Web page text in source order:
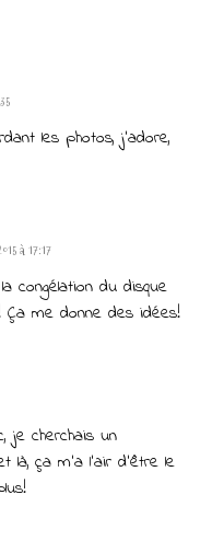
les photos, j'adore,
à 17:17
congélation du disque
Ça me donne des idées!
cherchais un
là, ça m'a l'air d'être le